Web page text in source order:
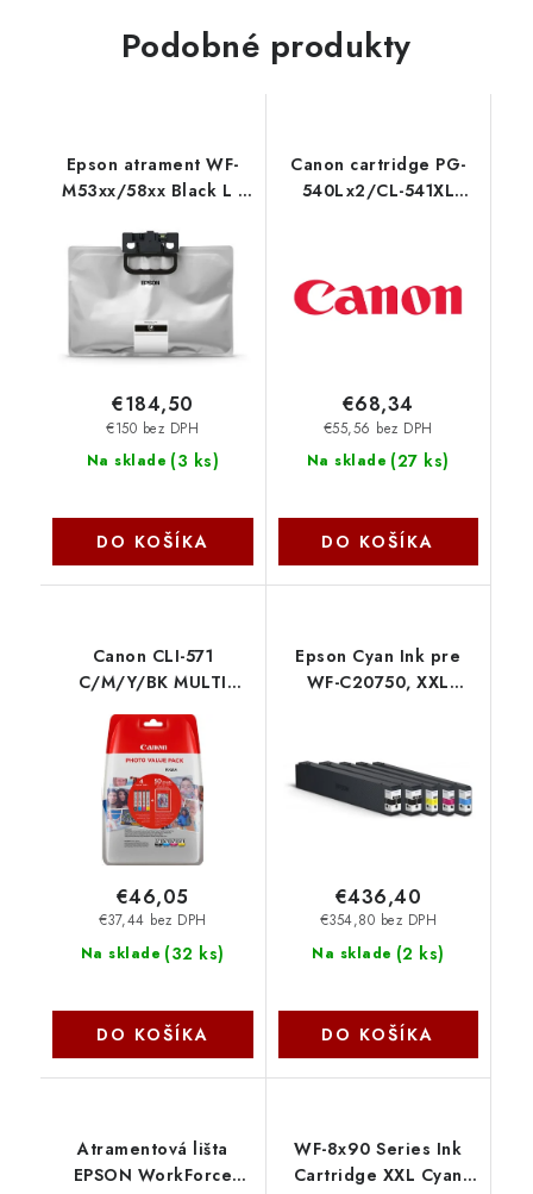
Podobné produkty
Epson atrament WF-
M53xx/58xx Black L -
Na sklade (3 ks)
€150 bez DPH
€184,50
DO KOŠÍKA
Canon cartridge PG-
540Lx2/CL-541XL
Na sklade (27 ks)
€55,56 bez DPH
€68,34
DO KOŠÍKA
Canon CLI-571
C/M/Y/BK MULTI
0386C008
Na sklade (32 ks)
€37,44 bez DPH
€46,05
DO KOŠÍKA
Epson Cyan Ink pre
WF-C20750, XXL
Na sklade (2 ks)
€354,80 bez DPH
€436,40
DO KOŠÍKA
Atramentová lišta
EPSON WorkForce
WF-8x90 Series Ink
Cartridge XXL Cyan